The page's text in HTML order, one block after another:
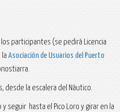
participantes (se pedirá Licencia
la Asociación de Usuarios del Puerto
desde la escalera del Náutico.
y seguir hasta el Pico Loro y girar en la